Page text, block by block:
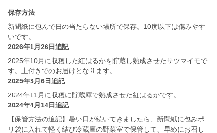
保存方法
新聞紙に包んで日の当たらない場所で保存。10度以下は傷みやす
いです。
2026年1月26日追記
2025年10月に収穫した紅はるかを貯蔵し熟成させたサツマイモで
す。土付きでのお届けとなります。
2025年3月6日追記
2024年11月に収穫に貯蔵庫で熟成させた紅はるかです。
2024年4月14日追記
【保管方法の追記】暑い日が続いてきましたら、新聞紙に包みポ
リ袋に入れて軽く結び冷蔵庫の野菜室で保管して、早めにお召し